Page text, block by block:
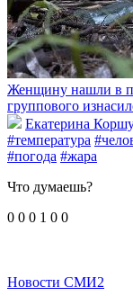
Женщину нашли в
группового
Екатерина
#температура
#погода #жара
Что думаешь?
0 0 0 1 0 0
Новости СМИ2